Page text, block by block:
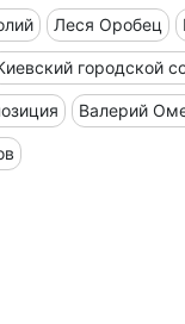
Леся Оробец
городской
Валерий